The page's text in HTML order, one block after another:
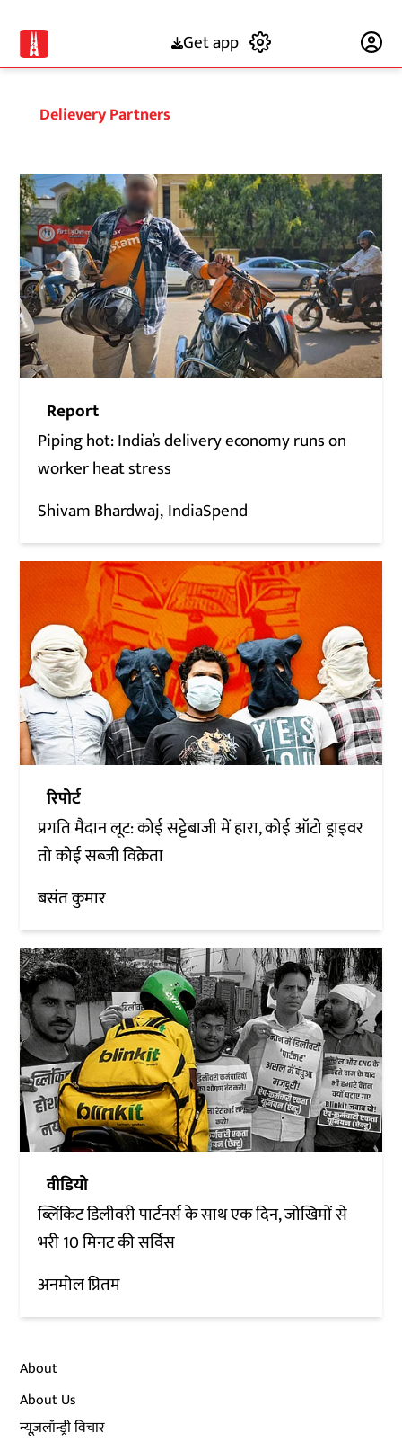
Get app
Delievery Partners
Report
Piping hot: India’s delivery economy runs on
worker heat stress
Shivam Bhardwaj IndiaSpend
रिपोर्ट
प्रगति मैदान लूट: कोई सट्टेबाजी में हारा, कोई ऑटो ड्राइवर
तो कोई सब्जी विक्रेता
बसंत कुमार
वीडियो
ब्लिंकिट डिलीवरी पार्टनर्स के साथ एक दिन, जोखिमों से
भरी 10 मिनट की सर्विस
अनमोल प्रितम
About
About Us
न्यूज़लॉन्ड्री विचार